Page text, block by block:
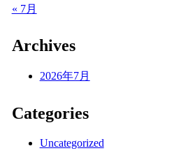
« 7月
Archives
2026年7月
Categories
Uncategorized